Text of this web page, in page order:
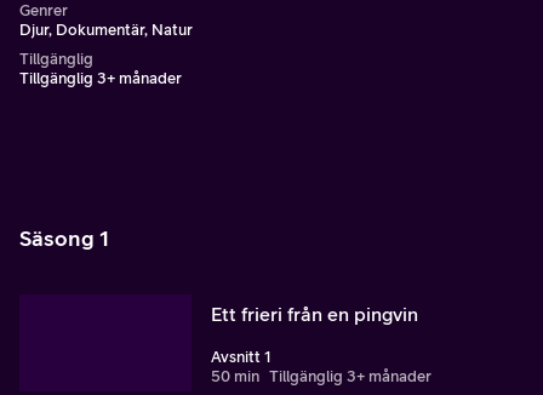
Genrer
Djur, Dokumentär, Natur
Tillgänglig
Tillgänglig 3+ månader
Säsong 1
Ett frieri från en pingvin
Avsnitt 1
50 min Tillgänglig 3+ månader